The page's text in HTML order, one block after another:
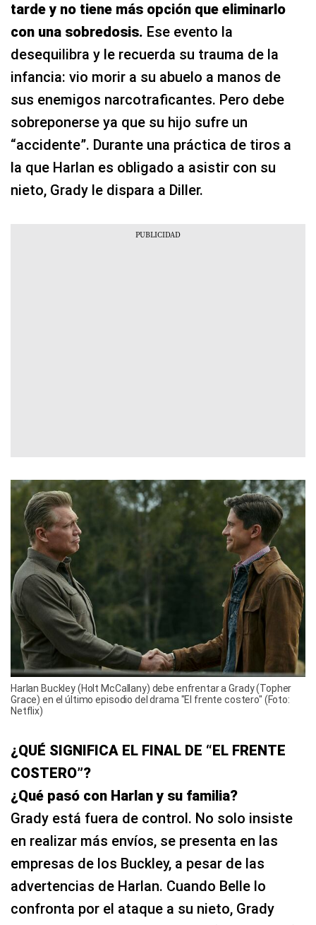
tarde y no tiene más opción que eliminarlo
con una sobredosis. Ese evento la
desequilibra y le recuerda su trauma de la
infancia: vio morir a su abuelo a manos de
sus enemigos narcotraficantes. Pero debe
sobreponerse ya que su hijo sufre un
“accidente”. Durante una práctica de tiros a
la que Harlan es obligado a asistir con su
nieto, Grady le dispara a Diller.
Harlan Buckley (Holt McCallany) debe enfrentar a Grady (Topher
Grace) en el último episodio del drama "El frente costero" (Foto:
Netflix)
¿QUÉ SIGNIFICA EL FINAL DE “EL FRENTE
COSTERO”?
¿Qué pasó con Harlan y su familia?
Grady está fuera de control. No solo insiste
en realizar más envíos, se presenta en las
empresas de los Buckley, a pesar de las
advertencias de Harlan. Cuando Belle lo
confronta por el ataque a su nieto, Grady